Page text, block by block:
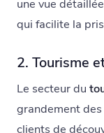
une vue
qui facilite la
2. Tourisme
Le secteur du
grandement
clients de